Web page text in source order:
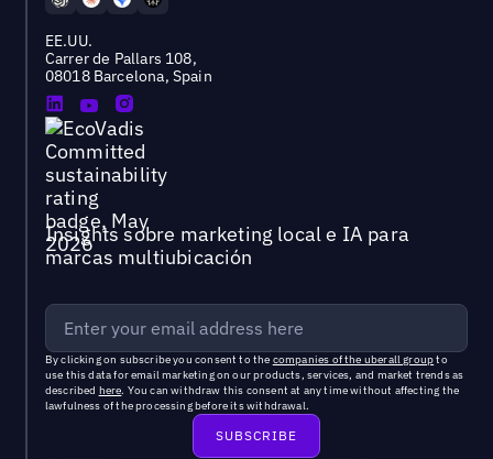
EE.UU.
Carrer de Pallars 108,
08018 Barcelona, Spain
Insights sobre marketing local e IA para
marcas multiubicación
By clicking on subscribe you consent to the companies of the uberall groupto
use this data for email marketing on our products, services, and market trends as
described here. You can withdraw this consent at any time without affecting the
lawfulness of the processing before its withdrawal.